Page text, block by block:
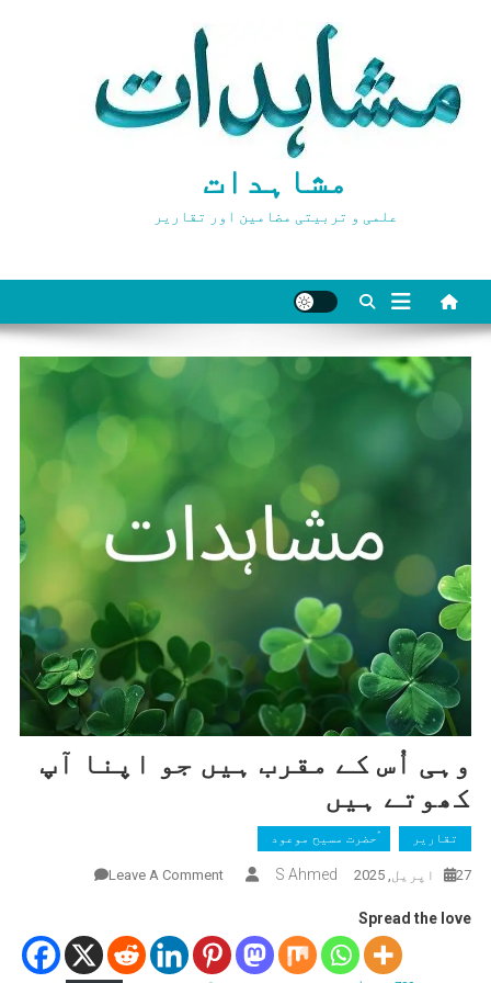
مشاہدات
علمی و تربیتی مضامین اور تقاریر
وہی اُس کے مقرب ہیں جو اپنا آپ
کھوتے ہیں
تقاریر ٰؑحضرت مسیح موعود
27 اپریل, 2025 S Ahmed
Leave A Comment
کے
مقرب
Spread the love